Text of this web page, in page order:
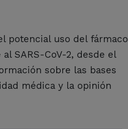
potencial uso del fármaco
SARS-CoV-2, desde el
sobre las bases
médica y la opinión